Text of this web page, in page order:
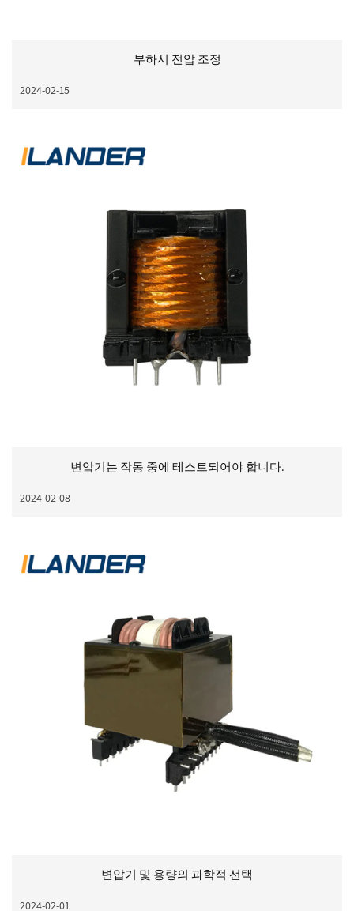
부하시 전압 조정
2024-02-15
변압기는 작동 중에 테스트되어야 합니다.
2024-02-08
변압기 및 용량의 과학적 선택
2024-02-01